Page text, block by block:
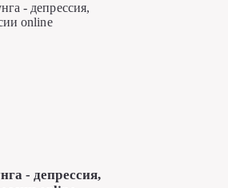
- депрессия,